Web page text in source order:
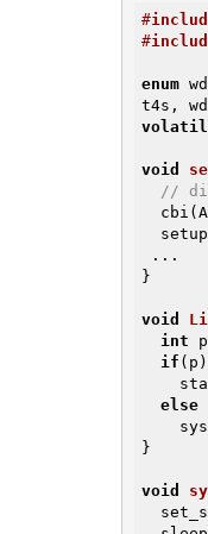
#
#
enum
void
//
}
void
int
if (p)
else
}
void